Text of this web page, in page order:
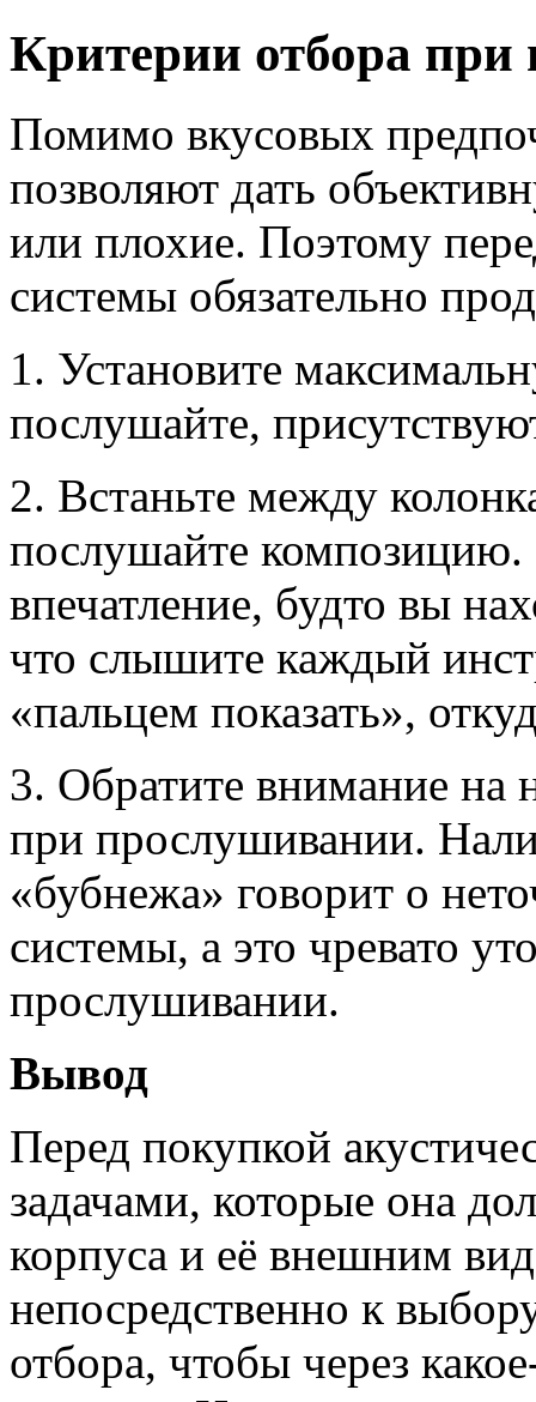
Критерии отбора при
Помимо вкусовых
позволяют дать
или плохие. Поэтому
системы обязательно
1. Установите
послушайте,
2. Встаньте между
послушайте
впечатление, будто вы
что слышите каждый
«пальцем показать»,
3. Обратите внимание на
при прослушивании.
«бубнежа» говорит о
системы, а это чревато
прослушивании.
Вывод
Перед покупкой
задачами, которые она
корпуса и её внешним
непосредственно к
отбора, чтобы через